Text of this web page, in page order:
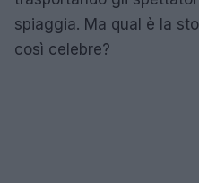
spiaggia. Ma qual è la
così celebre?